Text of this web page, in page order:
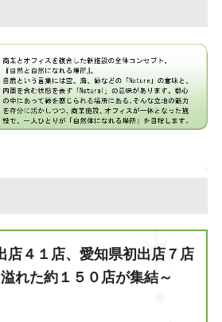
店４１店、愛知県初出店７店
れた約１５０店が集結～